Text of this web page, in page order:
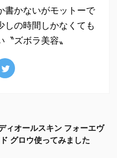
書かないがモットーで
しの時間しかなくても
ズボラ美容〟
ィオールスキン フォーエヴ
グロウ使ってみました